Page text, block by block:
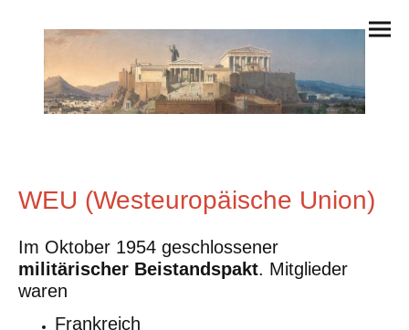
WEU (Westeuropäische Union)
Im Oktober 1954 geschlossener
militärischer Beistandspakt. Mitglieder
waren
Frankreich